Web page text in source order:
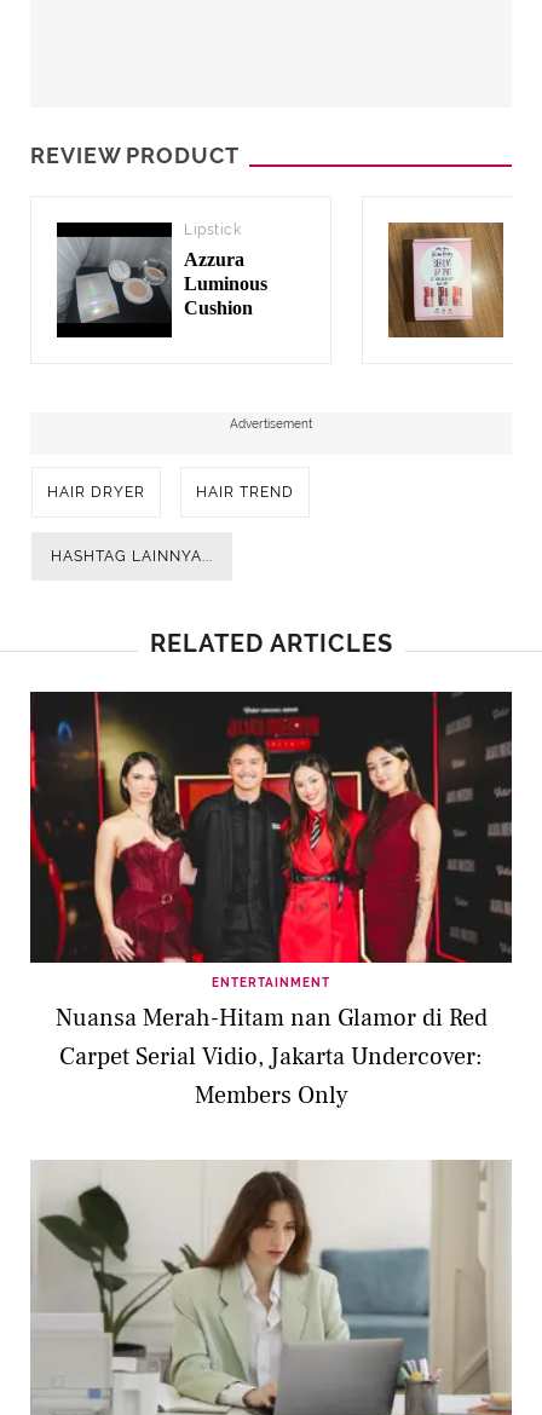
REVIEW PRODUCT
Lipstick
Azzura
Luminous
Cushion
Advertisement
HAIR DRYER HAIR TREND
HASHTAG LAINNYA...
RELATED ARTICLES
ENTERTAINMENT
Nuansa Merah-Hitam nan Glamor di Red
Carpet Serial Vidio, Jakarta Undercover:
Members Only